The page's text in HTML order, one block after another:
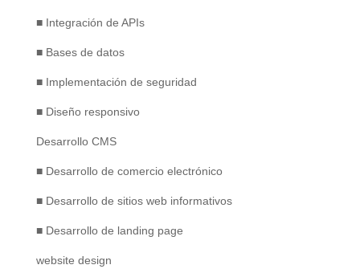
■ Integración de APIs
■ Bases de datos
■ Implementación de seguridad
■ Diseño responsivo
Desarrollo CMS
■ Desarrollo de comercio electrónico
■ Desarrollo de sitios web informativos
■ Desarrollo de landing page
website design